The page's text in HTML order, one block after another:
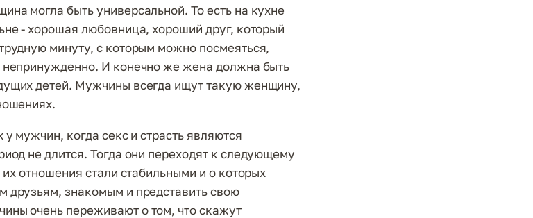
могла быть универсальной. То есть на кухне
- хорошая любовница, хороший друг, который
минуту, с которым можно посмеяться,
непринужденно. И конечно же жена должна быть
детей. Мужчины всегда ищут такую женщину,
у мужчин, когда секс и страсть являются
не длится. Тогда они переходят к следующему
их отношения стали стабильными и о которых
друзьям, знакомым и представить свою
очень переживают о том, что скажут